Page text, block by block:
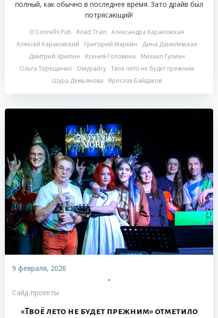
полный, как обычно в последнее время. Зато драйв был
потрясающий!
O'Connells Pub Road Train
Александра Караковская
Алексей Караковский
Григорий Маркин
Дина Данилевская
Дмитрий Урюпин
Ксения Головина
Михаил Гусман
Ольга Терещенко
Омурайсу
Твоё лето не будет прежним
Шура Демьянова
Ярослав Байдаков
9 февраля, 2026
•
Сайд-проекты
«Твоё лето не будет прежним» отметило